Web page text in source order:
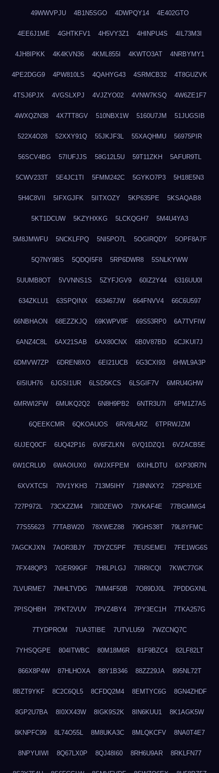
49WWVPJU 4B1N5SGO 4DWPQY14 4E402GTO
4EE6J1ME 4GHTKFV1 4H5VY3Z1 4HINPU4S 4IL73M3I
4JH8IPKK 4K4KVN36 4KML855I 4KWTO3AT 4NRBYMY1
4PE2DGG9 4PW810LS 4QAHYG43 4SRMCB32 4T8GUZVK
4TSJ6PJX 4VGSLXPJ 4VJZYO02 4VNW7KSQ 4W6ZE1F7
4WXQZN38 4X7TT8GV 510NBX1W 5160U7JM 51JUGSIB
522X4O28 52XXY91Q 55JKJF3L 55XAQHMU 56975PIR
56SCV4BG 57IUFJJS 58G12L5U 59T11ZKH 5AFUR9TL
5CWV233T 5E4JC1TI 5FMM242C 5GYKO7P3 5H18E5N3
5H4C8VII 5IFXGJFK 5IITXOZY 5KP635PE 5KSAQAB8
5KT1DCUW 5KZYHXKG 5LCKQGH7 5M4U4YA3
5M8JMWFU 5NCKLFPQ 5NI5PO7L 5OGIRQDY 5OPF8A7F
5Q7NY9BS 5QDQI5F8 5RP6DWR8 5SNLKYWW
5UUMB8OT 5VVNNS1S 5ZYFJGV9 60IZ2Y44 6316UU0I
634ZKLU1 63SPQINX 663467JW 664FNVV4 66C6U597
66NBHAON 68EZZKJQ 69KWPV8F 69S53RP0 6A7TVFIW
6ANZ4C8L 6AX21SAB 6AX80CNX 6B0V87BD 6CJKUI7J
6DMVW7ZP 6DREN8XO 6EI21UCB 6G3CXI93 6HWL9A3P
6I5IUH76 6JGSI1UR 6LSD5KCS 6LSGIF7V 6MRU4GHW
6MRWI2FW 6MUKQ2Q2 6N8H9PB2 6NTR3U7I 6PM1Z7A5
6QEEKCMR 6QKOAUOS 6RV8LARZ 6TPRWJZM
6UJEQ0CF 6UQ42P16 6V6FZLKN 6VQ1DZQ1 6VZACB5E
6W1CRLU0 6WAOIUX0 6WJXFPEM 6XIHLDTU 6XP30R7N
6XVXTC5I 70V1YKH3 713M5IHY 718NNXY2 725P81XE
727P972L 73CXZZM4 73IDZEWO 73VKAF4E 77BGMMG4
77S55623 77TABW20 78XWEZ88 79GHS38T 79L8YFMC
7AGCKJXN 7AOR3BJY 7DYZC5PF 7EUSEMEI 7FE1WG6S
7FX48QP3 7GER99GF 7H8LPLGJ 7IRRICQI 7KWC77GK
7LVURME7 7MHLTVDG 7MM4F50B 7O89DJ0L 7PDDGXNL
7PISQHBH 7PKT2VUV 7PVZ4BY4 7PY3EC1H 7TKA257G
7TYDPROM 7UA3TIBE 7UTVLU59 7WZCNQ7C
7YHSQGPE 804ITWBC 80M18M6R 81F9BZC4 82LF82LT
866X8P4W 87HLHOXA 88Y1B346 88ZZ29JA 895NL72T
8BZT9YKF 8C2C6QL5 8CFDQ2M4 8EMTYC6G 8GN4ZHDF
8GP2U7BA 8I0XX43W 8IGK9S2K 8IN6KUU1 8K1AGK5W
8KNPFC99 8L74O55L 8M8UKA3C 8MLQKCFV 8NA0T4E7
8NPYUIWI 8Q67LX0P 8QJ48I60 8RH6U9AR 8RKLFN77